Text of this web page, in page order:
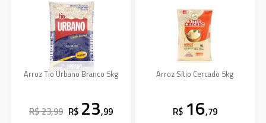
Arroz Tio Urbano Branco 5kg
R$ 23,99 R$ 23,99
Arroz Sítio Cercado 5kg
R$ 16,79